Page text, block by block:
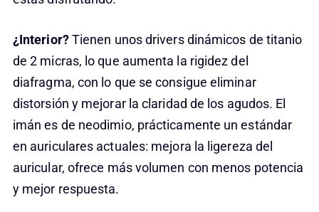
¿Interior?Tienen unos drivers dinámicos de titanio
de 2 micras, lo que aumenta la rigidez del
diafragma, con lo que se consigue eliminar
distorsión y mejorar la claridad de los agudos. El
imán es de neodimio, prácticamente un estándar
en auriculares actuales: mejora la ligereza del
auricular, ofrece más volumen con menos potencia
y mejor respuesta.